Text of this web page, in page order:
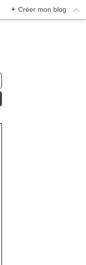
+ Créer mon blog